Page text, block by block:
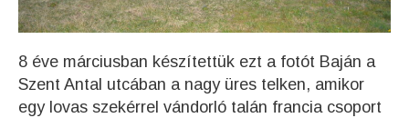
8 éve márciusban készítettük ezt a fotót Baján a
Szent Antal utcában a nagy üres telken, amikor
egy lovas szekérrel vándorló talán francia csoport